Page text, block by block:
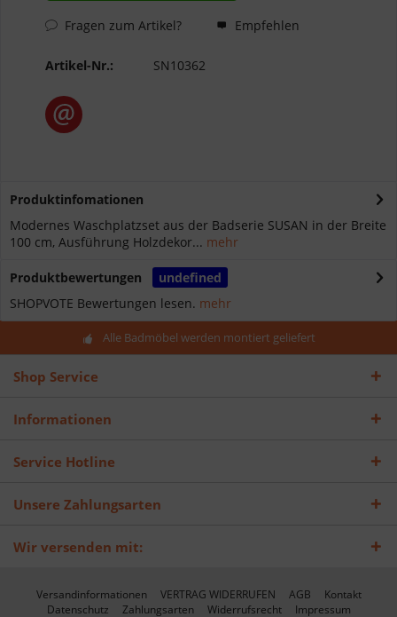
Fragen zum Artikel? Empfehlen
Artikel-Nr.: SN10362
Produktinfomationen
Modernes Waschplatzset aus der Badserie SUSAN in der Breite
100 cm, Ausführung Holzdekor... mehr
Produktbewertungen
undefined
SHOPVOTE Bewertungen lesen. mehr
Alle Badmöbel werden montiert geliefert
Shop Service
Informationen
Service Hotline
Unsere Zahlungsarten
Wir versenden mit:
Versandinformationen VERTRAG WIDERRUFEN AGB
Kontakt
Datenschutz
Zahlungsarten Widerrufsrecht Impressum